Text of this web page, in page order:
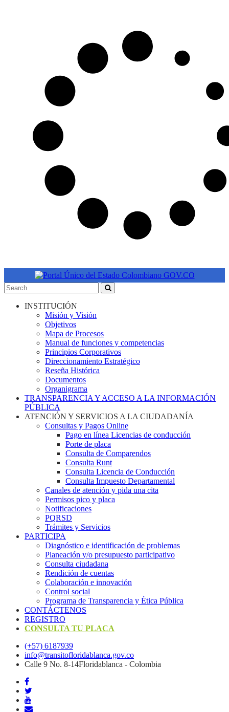
INSTITUCIÓN
Misión y Visión
Objetivos
Mapa de Procesos
Manual de funciones y competencias
Principios Corporativos
Direccionamiento Estratégico
Reseña Histórica
Documentos
Organigrama
TRANSPARENCIA Y ACCESO A LA INFORMACIÓN
PÚBLICA
ATENCIÓN Y SERVICIOS A LA CIUDADANÍA
Consultas y Pagos Online
Pago en línea Licencias de conducción
Porte de placa
Consulta de Comparendos
Consulta Runt
Consulta Licencia de Conducción
Consulta Impuesto Departamental
Canales de atención y pida una cita
Permisos pico y placa
Notificaciones
PQRSD
Trámites y Servicios
PARTICIPA
Diagnóstico e identificación de problemas
Planeación y/o presupuesto participativo​
Consulta ciudadana
Rendición de cuentas
Colaboración e innovación
Control social
Programa de Transparencia y Ética Pública
CONTÁCTENOS
REGISTRO
CONSULTA TU PLACA
(+57) 6187939
info@transitofloridablanca.gov.co
Calle 9 No. 8-14Floridablanca - Colombia